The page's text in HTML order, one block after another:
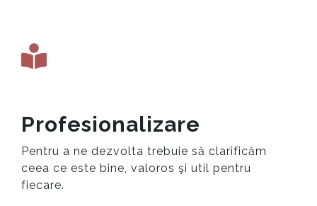
Profesionalizare
Pentru a ne dezvolta trebuie să clarificăm
ceea ce este bine, valoros şi util pentru
fiecare.